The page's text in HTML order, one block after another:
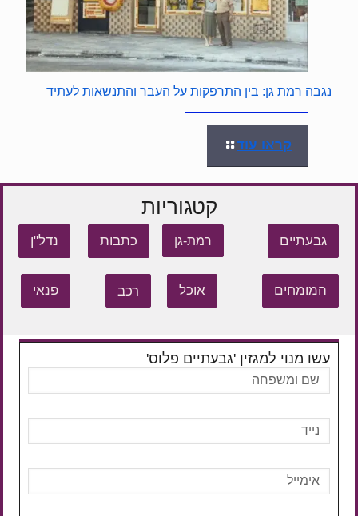
נגבה רמת גן: בין התרפקות על העבר והתנשאות לעתיד
קראו עוד
קטגוריות
גבעתיים רמת-גן כתבות נדל"ן
המומחים אוכל רכב פנאי
עשו מנוי למגזין 'גבעתיים פלוס'